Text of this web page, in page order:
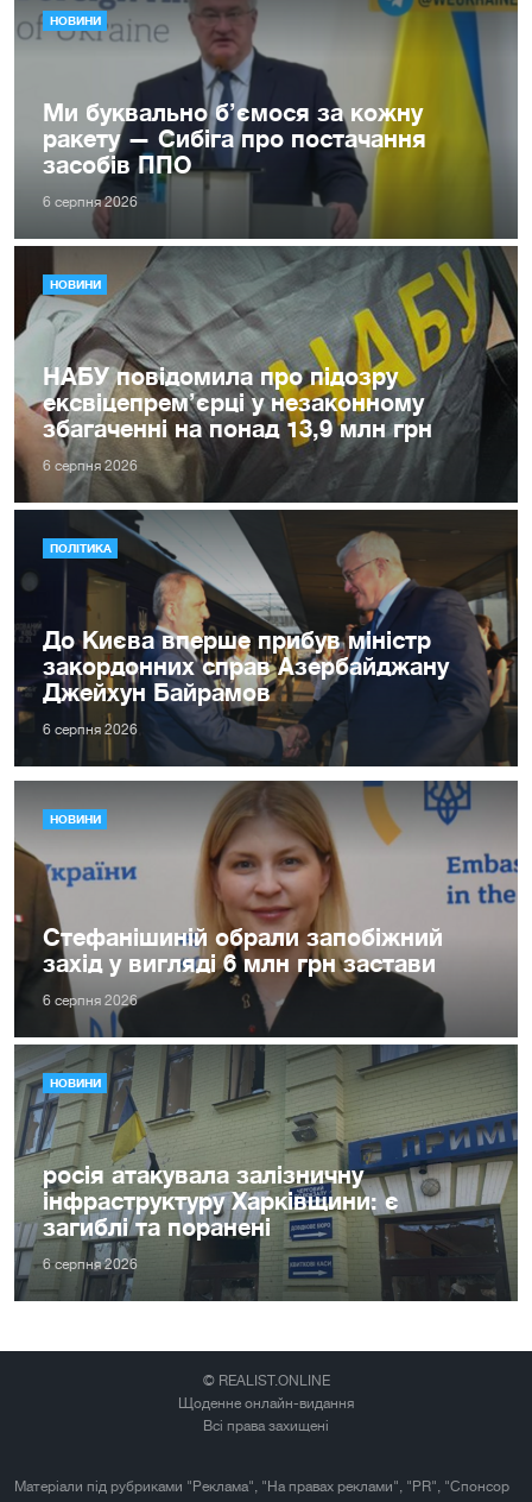
НОВИНИ
Ми буквально б’ємося за кожну
ракету — Сибіга про постачання
засобів ППО
6 серпня 2026
НОВИНИ
НАБУ повідомила про підозру
ексвіцепрем’єрці у незаконному
збагаченні на понад 13,9 млн грн
6 серпня 2026
ПОЛІТИКА
До Києва вперше прибув міністр
закордонних справ Азербайджану
Джейхун Байрамов
6 серпня 2026
НОВИНИ
Стефанішиній обрали запобіжний
захід у вигляді 6 млн грн застави
6 серпня 2026
НОВИНИ
росія атакувала залізничну
інфраструктуру Харківщини: є
загиблі та поранені
6 серпня 2026
© REALIST.ONLINE
Щоденне онлайн-видання
Всі права захищені
Матеріали під рубриками "Реклама", "На правах реклами", "PR", "Спонсор